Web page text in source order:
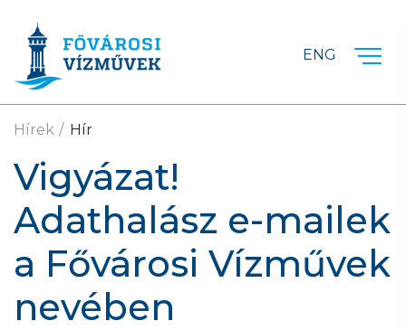
ENG
Hírek Hír
Vigyázat!
Adathalász e-mailek
a Fővárosi Vízművek
nevében